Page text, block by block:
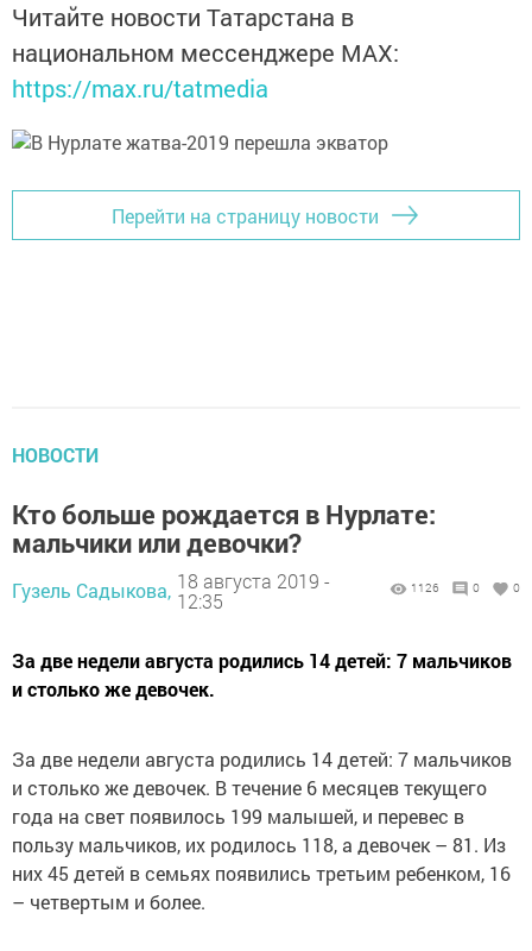
Читайте новости Татарстана в
национальном мессенджере MАХ:
https://max.ru/tatmedia
Перейти на страницу новости
НОВОСТИ
Кто больше рождается в Нурлате:
мальчики или девочки?
Гузель Садыкова, 18 августа 2019 -
12:35
1126 0 0
За две недели августа родились 14 детей: 7 мальчиков
и столько же девочек.
За две недели августа родились 14 детей: 7 мальчиков
и столько же девочек. В течение 6 месяцев текущего
года на свет появилось 199 малышей, и перевес в
пользу мальчиков, их родилось 118, а девочек – 81. Из
них 45 детей в семьях появились третьим ребенком, 16
– четвертым и более.